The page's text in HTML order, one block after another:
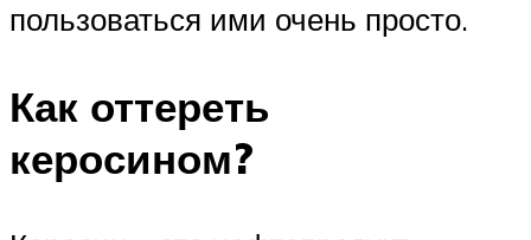
пользоваться ими очень просто.
Как оттереть
керосином?